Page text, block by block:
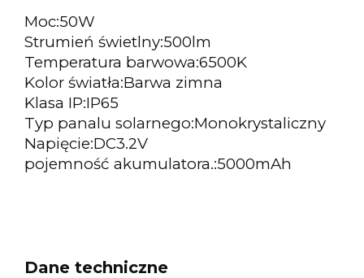
Moc:50W
Strumień świetlny:500lm
Temperatura barwowa:6500K
Kolor światła:Barwa zimna
Klasa IP:IP65
Typ panalu solarnego:Monokrystaliczny
Napięcie:DC3.2V
pojemność akumulatora.:5000mAh
Dane techniczne